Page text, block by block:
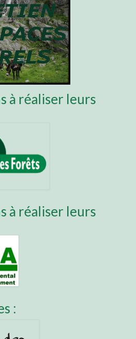
du mont Valier (2 à 5 jours)
(6jours)
demi-journées)
à réaliser leurs
à réaliser leurs
: